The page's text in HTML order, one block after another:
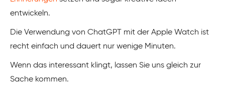
entwickeln.
Die Verwendung von ChatGPT mit der Apple Watch ist
recht einfach und dauert nur wenige Minuten.
Wenn das interessant klingt, lassen Sie uns gleich zur
Sache kommen.